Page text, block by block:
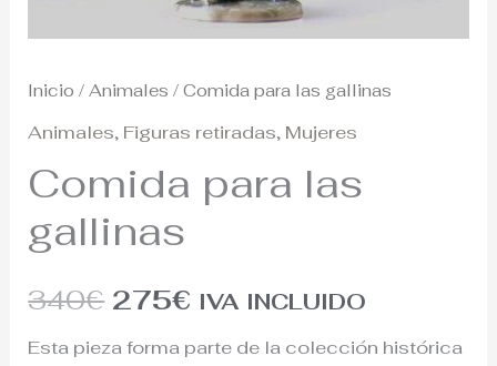
Inicio /Animales / Comida para las gallinas
Animales, Figuras retiradas, Mujeres
Comida para las
gallinas
340€ 275€ IVA INCLUIDO
Esta pieza forma parte de la colección histórica